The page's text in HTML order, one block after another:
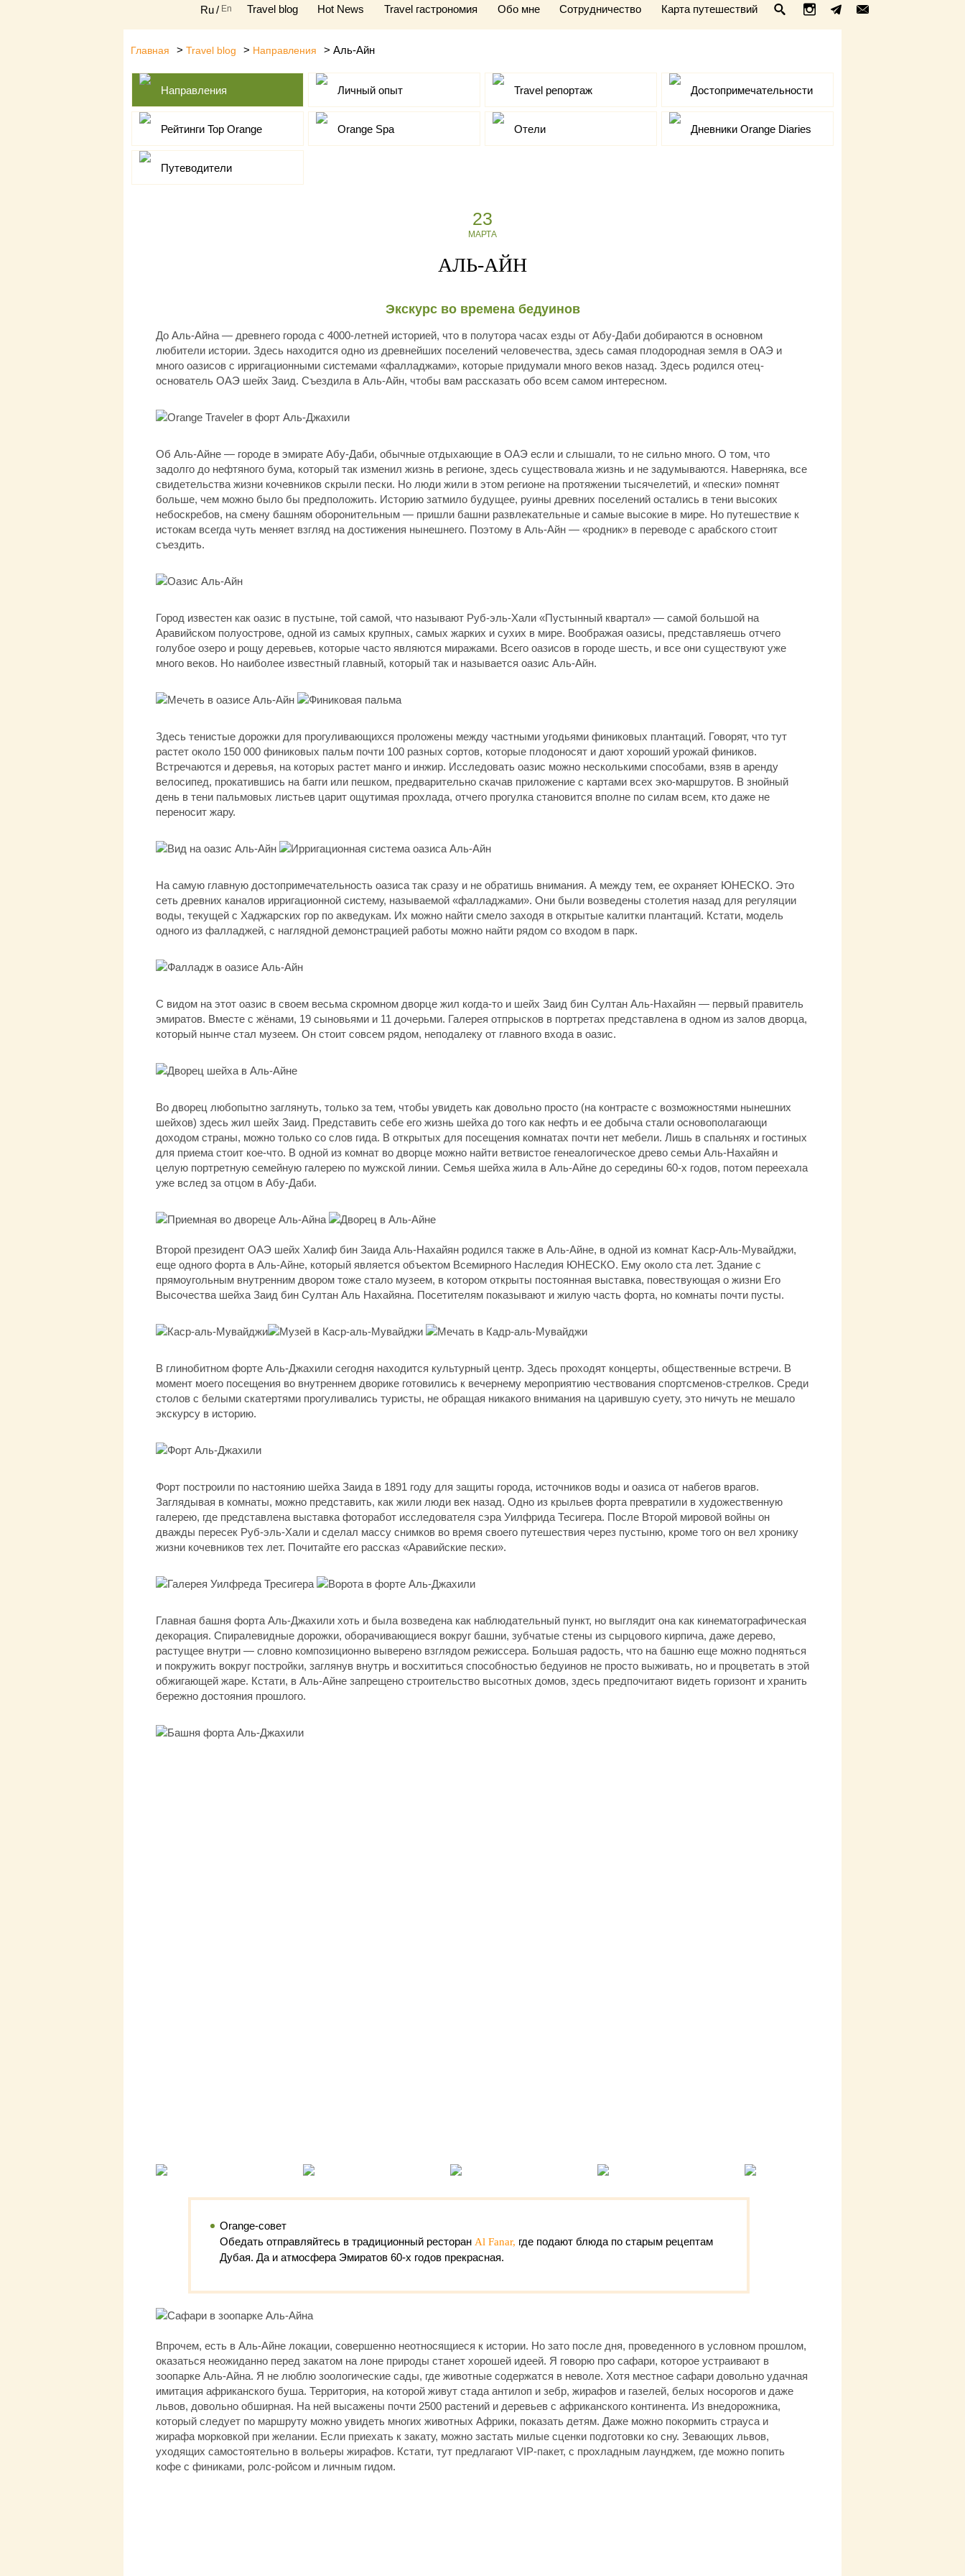
Ru/ En Travel blog Hot News Travel гастрономия Обо мне Сотрудничество Карта путешествий
Главная > Travel blog > Направления > Аль-Айн
Направления Личный опыт Travel репортаж Достопримечательности
Рейтинги Top Orange Orange Spa Отели Дневники Orange Diaries
Путеводители
23
МАРТА
АЛЬ-АЙН
Экскурс во времена бедуинов
До Аль-Айна — древнего города с 4000-летней историей, что в полутора часах езды от Абу-Даби добираются в основном
любители истории. Здесь находится одно из древнейших поселений человечества, здесь самая плодородная земля в ОАЭ и
много оазисов с ирригационными системами «фалладжами», которые придумали много веков назад. Здесь родился отец-
основатель ОАЭ шейх Заид. Съездила в Аль-Айн, чтобы вам рассказать обо всем самом интересном.
Об Аль-Айне — городе в эмирате Абу-Даби, обычные отдыхающие в ОАЭ если и слышали, то не сильно много. О том, что
задолго до нефтяного бума, который так изменил жизнь в регионе, здесь существовала жизнь и не задумываются. Наверняка, все
свидетельства жизни кочевников скрыли пески. Но люди жили в этом регионе на протяжении тысячелетий, и «пески» помнят
больше, чем можно было бы предположить. Историю затмило будущее, руины древних поселений остались в тени высоких
небоскребов, на смену башням оборонительным — пришли башни развлекательные и самые высокие в мире. Но путешествие к
истокам всегда чуть меняет взгляд на достижения нынешнего. Поэтому в Аль-Айн — «родник» в переводе с арабского стоит
съездить.
Город известен как оазис в пустыне, той самой, что называют Руб-эль-Хали «Пустынный квартал» — самой большой на
Аравийском полуострове, одной из самых крупных, самых жарких и сухих в мире. Воображая оазисы, представляешь отчего
голубое озеро и рощу деревьев, которые часто являются миражами. Всего оазисов в городе шесть, и все они существуют уже
много веков. Но наиболее известный главный, который так и называется оазис Аль-Айн.
Здесь тенистые дорожки для прогуливающихся проложены между частными угодьями финиковых плантаций. Говорят, что тут
растет около 150 000 финиковых пальм почти 100 разных сортов, которые плодоносят и дают хороший урожай фиников.
Встречаются и деревья, на которых растет манго и инжир. Исследовать оазис можно несколькими способами, взяв в аренду
велосипед, прокатившись на багги или пешком, предварительно скачав приложение с картами всех эко-маршрутов. В знойный
день в тени пальмовых листьев царит ощутимая прохлада, отчего прогулка становится вполне по силам всем, кто даже не
переносит жару.
На самую главную достопримечательность оазиса так сразу и не обратишь внимания. А между тем, ее охраняет ЮНЕСКО. Это
сеть древних каналов ирригационной систему, называемой «фалладжами». Они были возведены столетия назад для регуляции
воды, текущей с Хаджарских гор по акведукам. Их можно найти смело заходя в открытые калитки плантаций. Кстати, модель
одного из фалладжей, с наглядной демонстрацией работы можно найти рядом со входом в парк.
С видом на этот оазис в своем весьма скромном дворце жил когда-то и шейх Заид бин Султан Аль-Нахайян — первый правитель
эмиратов. Вместе с жёнами, 19 сыновьями и 11 дочерьми. Галерея отпрысков в портретах представлена в одном из залов дворца,
который нынче стал музеем. Он стоит совсем рядом, неподалеку от главного входа в оазис.
Во дворец любопытно заглянуть, только за тем, чтобы увидеть как довольно просто (на контрасте с возможностями нынешних
шейхов) здесь жил шейх Заид. Представить себе его жизнь шейха до того как нефть и ее добыча стали основополагающи
доходом страны, можно только со слов гида. В открытых для посещения комнатах почти нет мебели. Лишь в спальнях и гостиных
для приема стоит кое-что. В одной из комнат во дворце можно найти ветвистое генеалогическое древо семьи Аль-Нахайян и
целую портретную семейную галерею по мужской линии. Семья шейха жила в Аль-Айне до середины 60-х годов, потом переехала
уже вслед за отцом в Абу-Даби.
Второй президент ОАЭ шейх Халиф бин Заида Аль-Нахайян родился также в Аль-Айне, в одной из комнат Каср-Аль-Мувайджи,
еще одного форта в Аль-Айне, который является объектом Всемирного Наследия ЮНЕСКО. Ему около ста лет. Здание с
прямоугольным внутренним двором тоже стало музеем, в котором открыты постоянная выставка, повествующая о жизни Его
Высочества шейха Заид бин Султан Аль Нахайяна. Посетителям показывают и жилую часть форта, но комнаты почти пусты.
В глинобитном форте Аль-Джахили сегодня находится культурный центр. Здесь проходят концерты, общественные встречи. В
момент моего посещения во внутреннем дворике готовились к вечернему мероприятию чествования спортсменов-стрелков. Среди
столов с белыми скатертями прогуливались туристы, не обращая никакого внимания на царившую суету, это ничуть не мешало
экскурсу в историю.
Форт построили по настоянию шейха Заида в 1891 году для защиты города, источников воды и оазиса от набегов врагов.
Заглядывая в комнаты, можно представить, как жили люди век назад. Одно из крыльев форта превратили в художественную
галерею, где представлена выставка фоторабот исследователя сэра Уилфрида Тесигера. После Второй мировой войны он
дважды пересек Руб-эль-Хали и сделал массу снимков во время своего путешествия через пустыню, кроме того он вел хронику
жизни кочевников тех лет. Почитайте его рассказ «Аравийские пески».
Главная башня форта Аль-Джахили хоть и была возведена как наблюдательный пункт, но выглядит она как кинематографическая
декорация. Спиралевидные дорожки, оборачивающиеся вокруг башни, зубчатые стены из сырцового кирпича, даже дерево,
растущее внутри — словно композиционно выверено взглядом режиссера. Большая радость, что на башню еще можно подняться
и покружить вокруг постройки, заглянув внутрь и восхититься способностью бедуинов не просто выживать, но и процветать в этой
обжигающей жаре. Кстати, в Аль-Айне запрещено строительство высотных домов, здесь предпочитают видеть горизонт и хранить
бережно достояния прошлого.
Orange-совет
Обедать отправляйтесь в традиционный ресторан Al Fanar, где подают блюда по старым рецептам
Дубая. Да и атмосфера Эмиратов 60-х годов прекрасная.
Впрочем, есть в Аль-Айне локации, совершенно неотносящиеся к истории. Но зато после дня, проведенного в условном прошлом,
оказаться неожиданно перед закатом на лоне природы станет хорошей идеей. Я говорю про сафари, которое устраивают в
зоопарке Аль-Айна. Я не люблю зоологические сады, где животные содержатся в неволе. Хотя местное сафари довольно удачная
имитация африканского буша. Территория, на которой живут стада антилоп и зебр, жирафов и газелей, белых носорогов и даже
львов, довольно обширная. На ней высажены почти 2500 растений и деревьев с африканского континента. Из внедорожника,
который следует по маршруту можно увидеть многих животных Африки, показать детям. Даже можно покормить страуса и
жирафа морковкой при желании. Если приехать к закату, можно застать милые сценки подготовки ко сну. Зевающих львов,
уходящих самостоятельно в вольеры жирафов. Кстати, тут предлагают VIP-пакет, с прохладным лаунджем, где можно попить
кофе с финиками, ролс-ройсом и личным гидом.